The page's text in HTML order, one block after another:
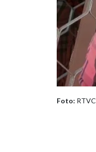
Foto: RTVC